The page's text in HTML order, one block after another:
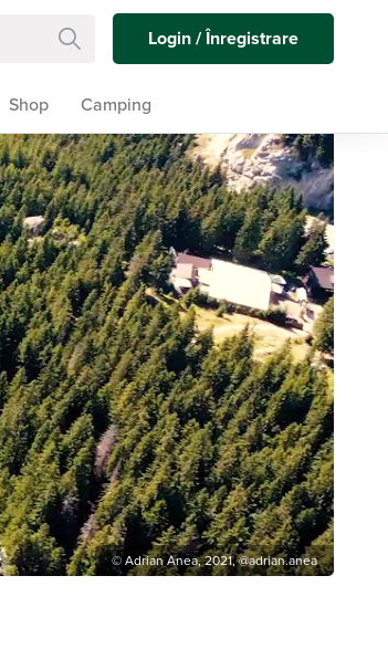
Login / Înregistrare
Shop Camping
© Adrian Anea, 2021, @adrian.anea